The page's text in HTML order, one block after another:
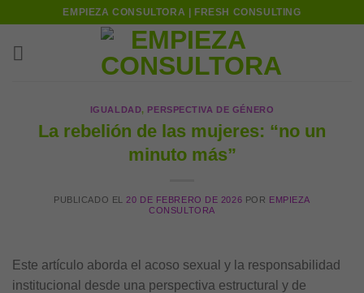
content
EMPIEZA CONSULTORA | FRESH CONSULTING
IGUALDAD, PERSPECTIVA DE GÉNERO
La rebelión de las mujeres: “no un
minuto más”
PUBLICADO EL 20 DE FEBRERO DE 2026 POR EMPIEZA
CONSULTORA
Este artículo aborda el acoso sexual y la responsabilidad
institucional desde una perspectiva estructural y de